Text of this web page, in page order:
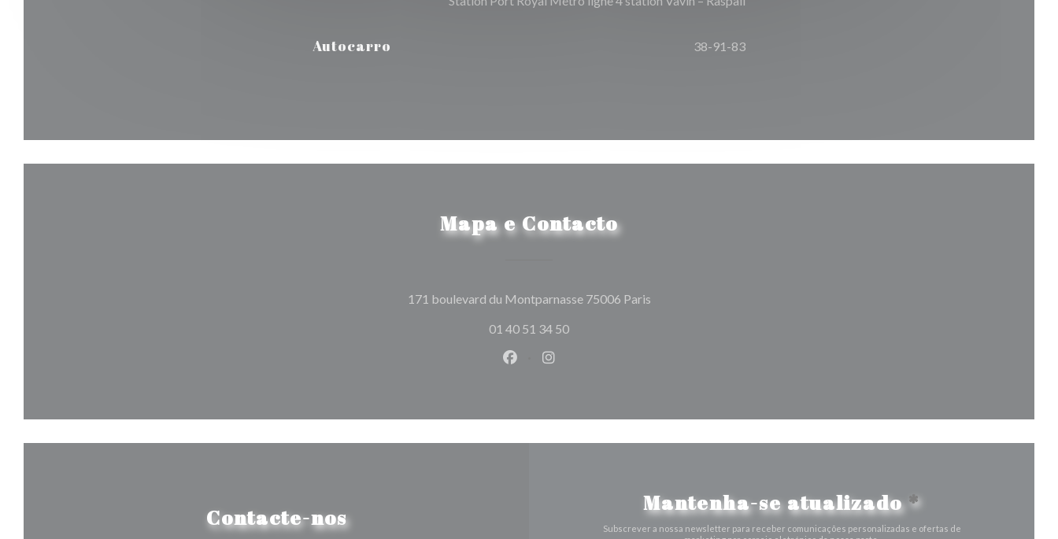
Autocarro 38-91-83
Mapa e Contacto
171 boulevard du Montparnasse 75006 Paris((abre numa nova janela))
01 40 51 34 50
Facebook ((abre numa nova janela))
Instagram ((abre numa nova janela))
Contacte-nos
Mantenha-se atualizado*
Subscrever a nossa newsletter para receber comunicações personalizadas e ofertas de